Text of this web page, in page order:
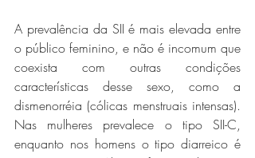
A prevalência da SII é mais elevada entre
o público feminino, e não é incomum que
coexista com outras condições
características desse sexo, como a
dismenorréia (cólicas menstruais intensas).
Nas mulheres prevalece o tipo SII-C,
enquanto nos homens o tipo diarreico é